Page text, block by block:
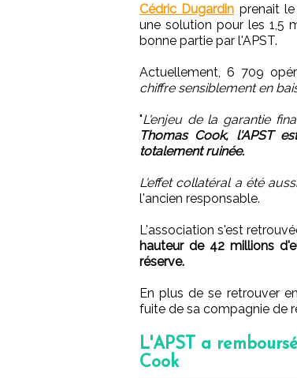
Cédric Dugardin prenait
une solution pour les 1,5
bonne partie par l'APST.
Actuellement, 6 709
chiffre sensiblement en
"L'enjeu de la garantie
Thomas Cook, l'APST
totalement ruinée.
L'effet collatéral a été
l'ancien responsable.
L'association s'est
hauteur de 42 millions
réserve.
En plus de se retrouver
fuite de sa compagnie de
L'APST a
Cook